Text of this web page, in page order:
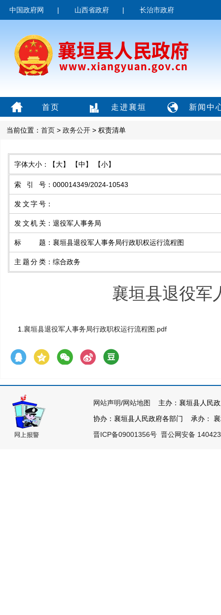
中国政府网 | 山西省政府 | 长治市政府
首页 走进襄垣 新闻中
当前位置： 首页 > 政务公开 > 权责清单
字体大小： 【大】 【中】 【小】
索引号 ： 000014349/2024-10543
发文字号 ：
发文机关 ： 退役军人事务局
标题 ： 襄垣县退役军人事务局行政职权运行流程图
主题分类 ： 综合政务
襄垣县退役军
1. 襄垣县退役军人事务局行政职权运行流程图.pdf
网站声明/网站地图
主办：襄垣县人民
协办：襄垣县人民政府各部门 承办：
晋ICP备09001356号 晋公网安备